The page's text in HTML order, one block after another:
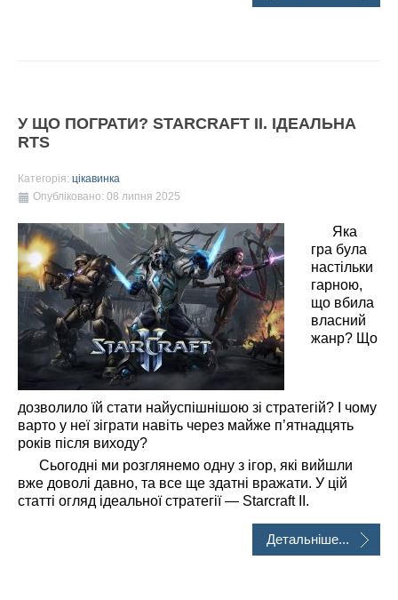
У ЩО ПОГРАТИ? STARCRAFT II. ІДЕАЛЬНА
RTS
Категорія: цікавинка
Опубліковано: 08 липня 2025
Яка
гра була
настільки
гарною,
що вбила
власний
жанр? Що
дозволило їй стати найуспішнішою зі стратегій? І чому
варто у неї зіграти навіть через майже п’ятнадцять
років після виходу?
Сьогодні ми розглянемо одну з ігор, які вийшли
вже доволі давно, та все ще здатні вражати. У цій
статті огляд ідеальної стратегії — Starcraft II.
Детальніше...